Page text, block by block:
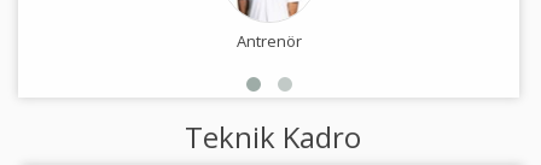
Antrenör
Teknik Kadro